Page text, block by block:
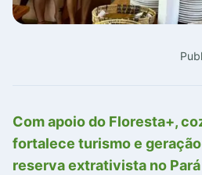
Com apoio do Floresta+,
fortalece turismo e
reserva extrativista no Pará